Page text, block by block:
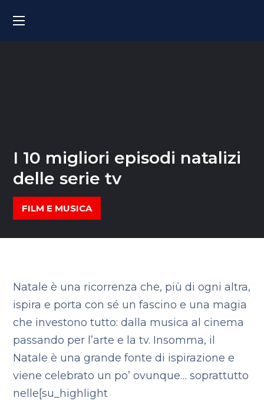
I 10 migliori episodi natalizi
delle serie tv
FILM E MUSICA
Natale è una ricorrenza che, più di ogni altra,
ispira e porta con sé un fascino e una magia
che investono tutto: dalla musica al cinema
passando per l’arte e la tv. Insomma, il
Natale è una grande fonte di ispirazione e
viene celebrato un po’ ovunque… soprattutto
nelle[su_highlight